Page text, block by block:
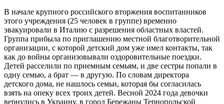
В начале крупного российского вторжения воспитанников
этого учреждения (25 человек в группе) временно
эвакуировали в Италию с разрешения областных властей.
Группа прибыла по приглашению местной благотворительной
организации, с которой детский дом уже имел контакты, так
как до войны организовывали оздоровительные поездки.
Детей расселили по приемным семьям, и две сестры попали в
одну семью, а брат — в другую. По словам директора
детского дома, не нашлось семьи, которая бы согласилась
взять на опеку всех троих детей. Весной 2024 года девочки
вернулись в Украину, в город Бережаны Тернопольской